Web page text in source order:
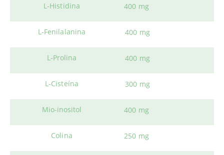
L-Histidina 400 mg
L-Fenilalanina 400 mg
L-Prolina 400 mg
L-Cisteína 300 mg
Mio-inositol 400 mg
Colina 250 mg